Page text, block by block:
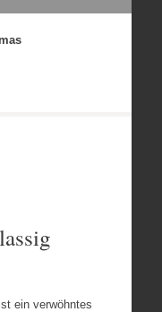
ein verwöhntes